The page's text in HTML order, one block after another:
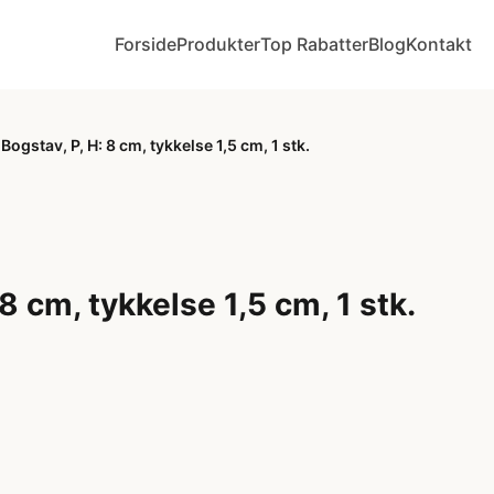
ForsideProdukterTop RabatterBlogKontakt
Bogstav, P, H: 8 cm, tykkelse 1,5 cm, 1 stk.
cm, tykkelse 1,5 cm, 1 stk.